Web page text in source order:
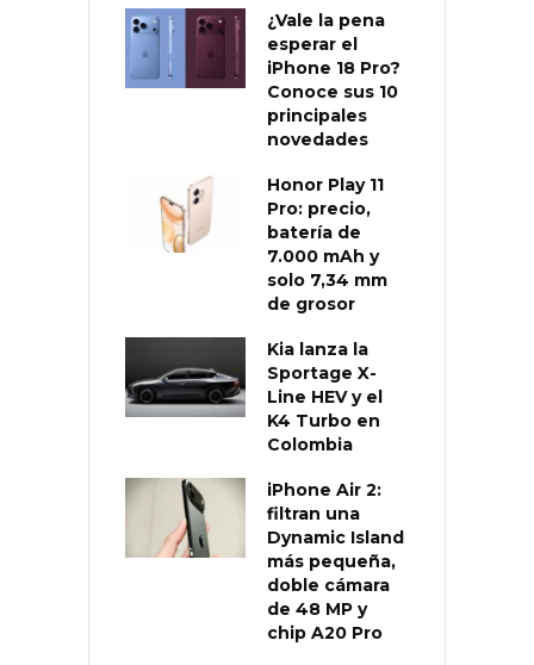
¿Vale la pena
esperar el
iPhone 18 Pro?
Conoce sus 10
principales
novedades
Honor Play 11
Pro: precio,
batería de
7.000 mAh y
solo 7,34 mm
de grosor
Kia lanza la
Sportage X-
Line HEV y el
K4 Turbo en
Colombia
iPhone Air 2:
filtran una
Dynamic Island
más pequeña,
doble cámara
de 48 MP y
chip A20 Pro